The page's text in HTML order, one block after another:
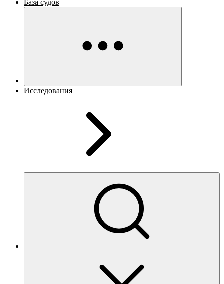
База судов
Исследования